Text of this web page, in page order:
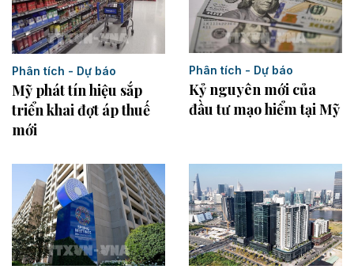
Phân tích - Dự báo
Mỹ phát tín hiệu sắp
triển khai đợt áp thuế
mới
Phân tích - Dự báo
Kỷ nguyên mới của
đầu tư mạo hiểm tại Mỹ